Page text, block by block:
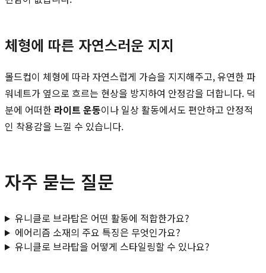
체형에 따른 자연스러운 지지
몰드컵이 체형에 따라 자연스럽게 가슴을 지지해주고, 유연한 파
워네트가 옆으로 흐르는 현상을 방지하여 안정감을 더합니다. 덕
분에 어떠한 라이트 운동이나 일상 활동에서도 편안하고 안정적
인 착용감을 느낄 수 있습니다.
자주 묻는 질문
유니클로 브라탑은 어떤 활동에 적합한가요?
에어리즘 소재의 주요 특징은 무엇인가요?
유니클로 브라탑을 어떻게 스타일링할 수 있나요?